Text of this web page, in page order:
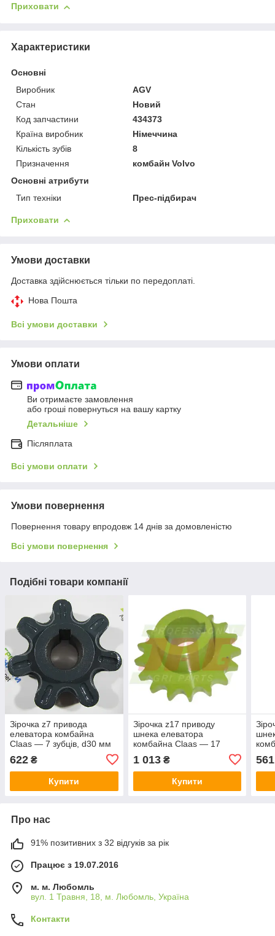
Приховати
Характеристики
Основні
Виробник
AGV
Стан
Новий
Код запчастини
434373
Країна виробник
Німеччина
Кількість зубів
8
Призначення
комбайн Volvo
Основні атрибути
Тип техніки
Прес-підбирач
Приховати
Умови доставки
Доставка здійснюється тільки по передоплаті.
Нова Пошта
Всі умови доставки
Умови оплати
Ви отримаєте замовлення
або гроші повернуться на вашу картку
Детальніше
Післяплата
Всі умови оплати
Умови повернення
Повернення товару впродовж 14 днів за домовленістю
Всі умови повернення
Подібні товари компанії
Зірочка z7 привода
елеватора комбайна
Claas — 7 зубців, d30 мм
622 ₴
Купити
Зірочка z17 приводу
шнека елеватора
комбайна Claas — 17
1 013₴
Купити
561
Про нас
91% позитивних з 32 відгуків за рік
Працює з 19.07.2016
м. м. Любомль
вул. 1 Травня, 18, м. Любомль, Україна
Контакти